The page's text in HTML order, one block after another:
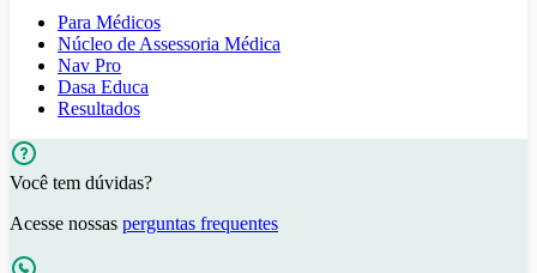
Para Médicos
Núcleo de Assessoria Médica
Nav Pro
Dasa Educa
Resultados
Você tem dúvidas?
Acesse nossas perguntas frequentes